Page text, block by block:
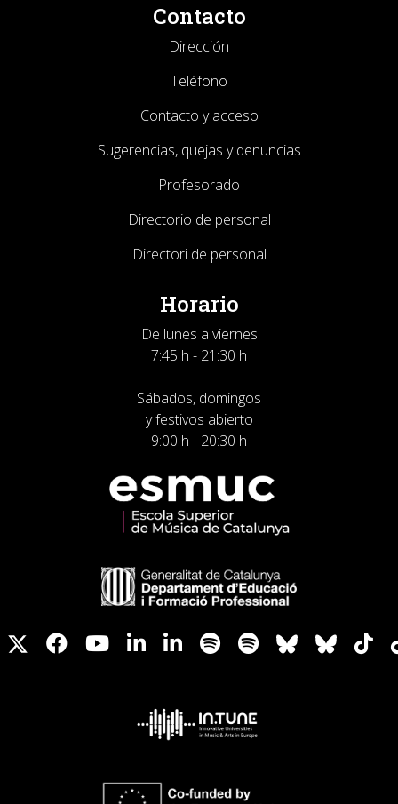
Contacto
Dirección
Teléfono
Contacto y acceso
Sugerencias, quejas y denuncias
Profesorado
Directorio de personal
Directori de personal
Horario
De lunes a viernes
7:45 h - 21:30 h
Sábados, domingos
y festivos abierto
9:00 h - 20:30 h